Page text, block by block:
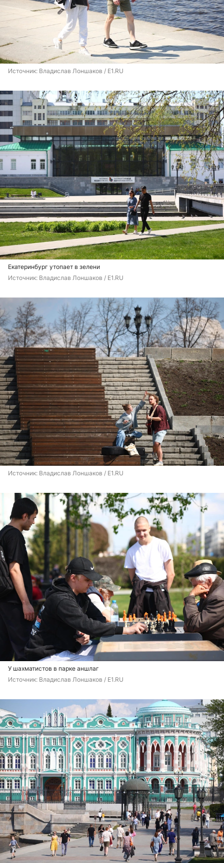
Источник: Владислав Лоншаков / E1.RU
Екатеринбург утопает в зелени
Источник: Владислав Лоншаков / E1.RU
Источник: Владислав Лоншаков / E1.RU
У шахматистов в парке аншлаг
Источник: Владислав Лоншаков / E1.RU